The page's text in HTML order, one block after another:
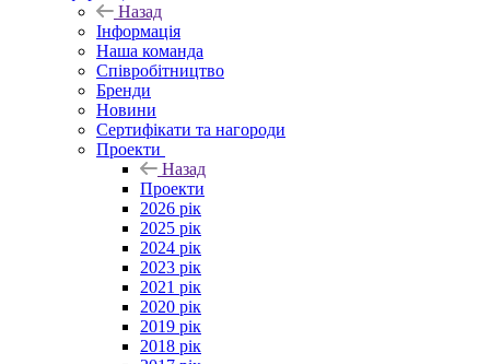
Назад
Інформація
Наша команда
Співробітництво
Бренди
Новини
Сертифікати та нагороди
Проекти
Назад
Проекти
2026 рік
2025 рік
2024 рік
2023 рік
2021 рік
2020 рік
2019 рік
2018 рік